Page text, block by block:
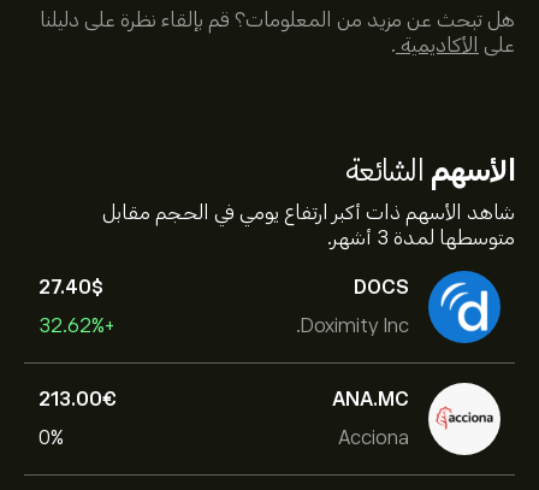
الأسهم الشائعة
شاهد الأسهم ذات أكبر ارتفاع يومي في الحجم مقابل
متوسطها لمدة 3 أشهر.
DOCS
Doximity Inc.
27.40‎$‎
+32.62%
ANA.MC
Acciona
213.00‎€‎
0%
هل تبحث عن مزيد من المعلومات؟ قم بإلقاء نظرة على دليلنا
على
الأكاديمية .